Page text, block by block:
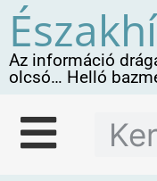
Az információ
olcsó… Helló